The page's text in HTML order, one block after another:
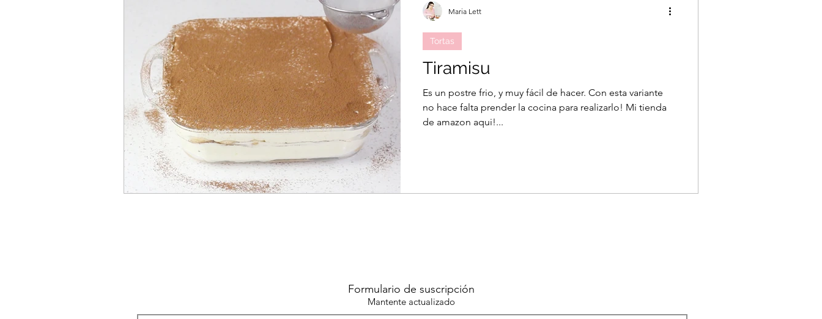
Tiramisu
Es un postre frio, y muy fácil de hacer. Con esta variante
no hace falta prender la cocina para realizarlo! Mi tienda
de amazon aqui!...
Tortas
Maria Lett
Formulario de suscripción
Mantente actualizado